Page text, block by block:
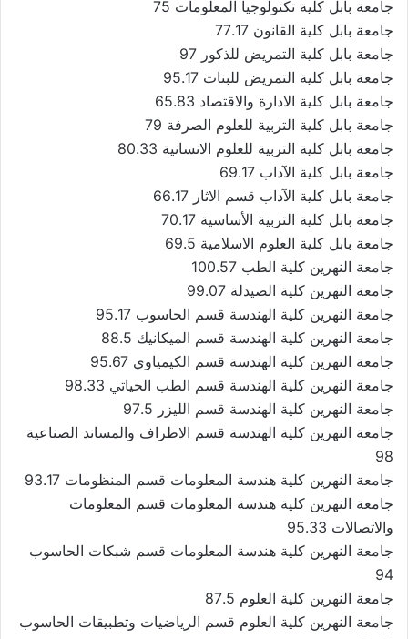
جامعة بابل كلية تكنولوجيا المعلومات 75
جامعة بابل كلية القانون 77.17
جامعة بابل كلية التمريض للذكور 97
جامعة بابل كلية التمريض للبنات 95.17
جامعة بابل كلية الادارة والاقتصاد 65.83
جامعة بابل كلية التربية للعلوم الصرفة 79
جامعة بابل كلية التربية للعلوم الانسانية 80.33
جامعة بابل كلية الآداب 69.17
جامعة بابل كلية الآداب قسم الاثار 66.17
جامعة بابل كلية التربية الأساسية 70.17
جامعة بابل كلية العلوم الاسلامية 69.5
جامعة النهرين كلية الطب 100.57
جامعة النهرين كلية الصيدلة 99.07
جامعة النهرين كلية الهندسة قسم الحاسوب 95.17
جامعة النهرين كلية الهندسة قسم الميكانيك 88.5
جامعة النهرين كلية الهندسة قسم الكيمياوي 95.67
جامعة النهرين كلية الهندسة قسم الطب الحياتي 98.33
جامعة النهرين كلية الهندسة قسم الليزر 97.5
جامعة النهرين كلية الهندسة قسم الاطراف والمساند الصناعية
98
جامعة النهرين كلية هندسة المعلومات قسم المنظومات 93.17
جامعة النهرين كلية هندسة المعلومات قسم المعلومات
والاتصالات 95.33
جامعة النهرين كلية هندسة المعلومات قسم شبكات الحاسوب
94
جامعة النهرين كلية العلوم 87.5
جامعة النهرين كلية العلوم قسم الرياضيات وتطبيقات الحاسوب